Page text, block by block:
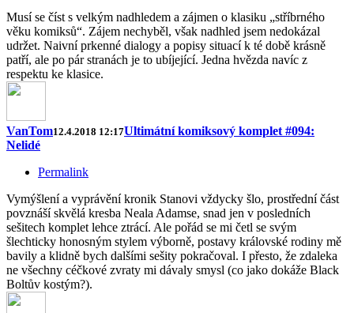
Musí se číst s velkým nadhledem a zájmen o klasiku „stříbrného
věku komiksů“. Zájem nechyběl, však nadhled jsem nedokázal
udržet. Naivní prkenné dialogy a popisy situací k té době krásně
patří, ale po pár stranách je to ubíjející. Jedna hvězda navíc z
respektu ke klasice.
VanTom12.4.2018 12:17Ultimátní komiksový komplet #094:
Nelidé
Permalink
Vymýšlení a vyprávění kronik Stanovi vždycky šlo, prostřední část
povznáší skvělá kresba Neala Adamse, snad jen v posledních
sešitech komplet lehce ztrácí. Ale pořád se mi četl se svým
šlechticky honosným stylem výborně, postavy královské rodiny mě
bavily a klidně bych dalšími sešity pokračoval. I přesto, že zdaleka
ne všechny céčkové zvraty mi dávaly smysl (co jako dokáže Black
Boltův kostým?).